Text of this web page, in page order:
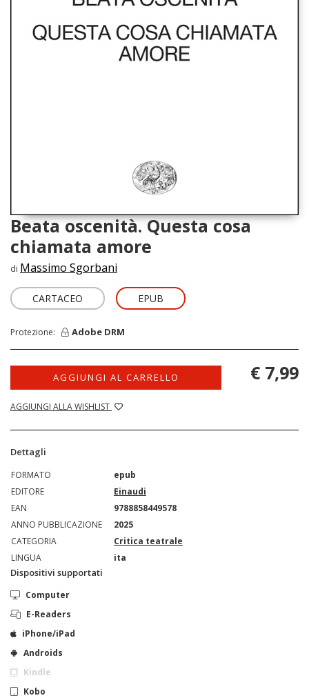
Beata oscenità. Questa cosa
chiamata amore
di Massimo Sgorbani
CARTACEO EPUB
Protezione: Adobe DRM
AGGIUNGI AL CARRELLO
AGGIUNGI ALLA WISHLIST
€ 7,99
Dettagli
FORMATO
epub
EDITORE
Einaudi
EAN
9788858449578
ANNO PUBBLICAZIONE
2025
CATEGORIA
Critica teatrale
LINGUA
ita
Dispositivi supportati
Computer
E-Readers
iPhone/iPad
Androids
Kindle
Kobo